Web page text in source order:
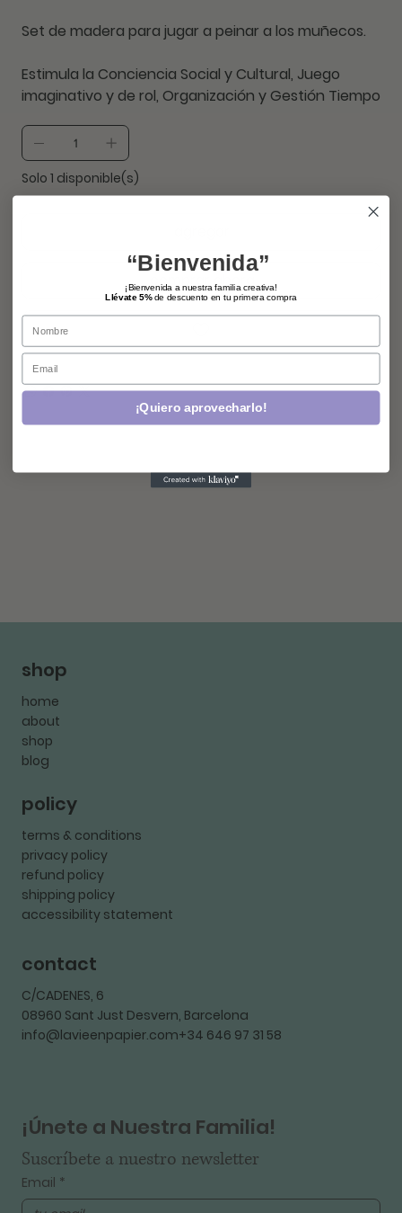
Set de madera para jugar a peinar a los muñecos.
Estimula la Conciencia Social y Cultural, Juego
imaginativo y de rol, Organización y Gestión Tiempo
Solo 1 disponible(s)
comprar ahora
shop
home
about
shop
blog
policy
terms & conditions
privacy policy
refund policy
shipping policy
accessibility statement
contact
C/CADENES, 6
08960 Sant Just Desvern, Barcelona
info@lavieenpapier.com+34 646 97 31 58
¡Únete a Nuestra Familia!
Suscríbete a nuestro newsletter
Email *
“Bienvenida”
¡Bienvenida a nuestra familia creativa!
Llévate 5%de descuento en tu primera compra
Name
Email
¡Quiero aprovecharlo!